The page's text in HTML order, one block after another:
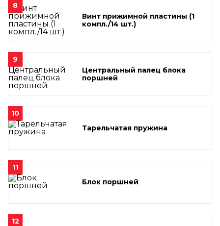
8
Винт прижимной пластины (1
компл./14 шт.)
9
Центральный палец блока
поршней
10
Тарельчатая пружина
11
Блок поршней
12